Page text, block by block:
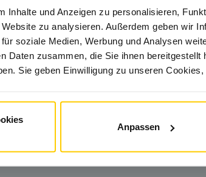
Inhalte und Anzeigen zu personalisieren,
zu analysieren. Außerdem geben wir
soziale Medien, Werbung und Analysen
Daten zusammen, die Sie ihnen
Sie geben Einwilligung zu unseren
Anpassen
Internetseite, für deren Inhalte der jeweilige